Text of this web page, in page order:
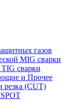
газов
MIG сварки
сварки
и Прочее
резка (CUT)